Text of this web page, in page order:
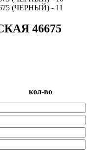
46675
кол-во